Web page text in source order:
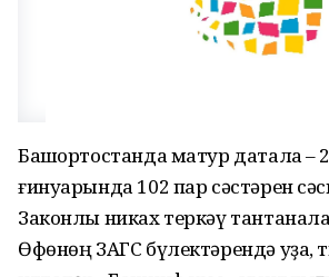
Башҡортостанда матур датала –
ғинуарында 102 пар сәстәрен
Законлы никах теркәү
Өфөнөң ЗАГС бүлектәрендә уҙа,